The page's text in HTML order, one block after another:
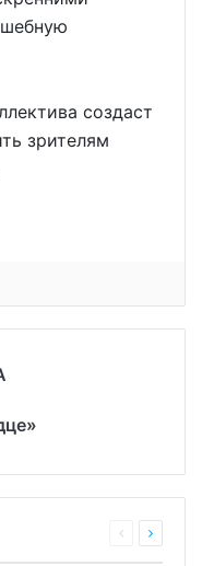
создаст
зрителям